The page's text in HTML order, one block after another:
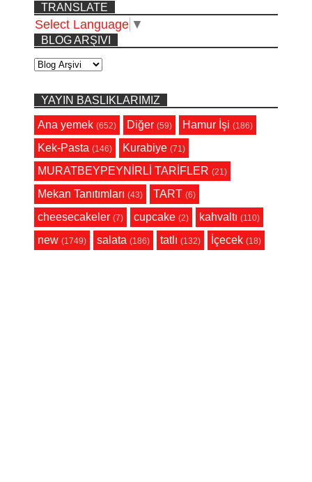
TRANSLATE
Select Language ▼
BLOG ARŞIVI
YAYIN BASLIKLARIMIZ
Ana yemek (652) Diğer (59) Hamur İşi (186)
Kek-Pasta (146) Kurabiye (71)
MURATBEYPEYNİRLİ TARİFLER (21)
Mekan Tanıtımları (43) TART (6)
cheesecakeler (7) cupcake (2) kahvaltı (110)
new (1749) salata (186) tatlı (132) İçecek (18)